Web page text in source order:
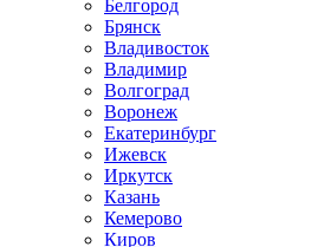
Белгород
Брянск
Владивосток
Владимир
Волгоград
Воронеж
Екатеринбург
Ижевск
Иркутск
Казань
Кемерово
Киров